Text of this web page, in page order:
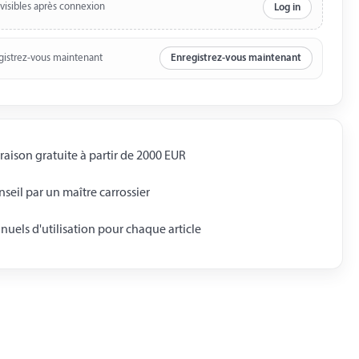
après connexion Log in
vous maintenant Enregistrez-vous maintenant
gratuite à partir de 2000 EUR
par un maître carrossier
d'utilisation pour chaque article